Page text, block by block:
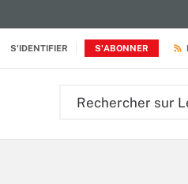
S'IDENTIFIER S'ABONNER